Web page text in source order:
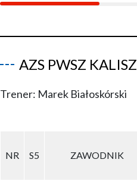
AZS PWSZ KALISZ
Trener: Marek Białoskórski
NR S5 ZAWODNIK
NR S5 ZAWODNIK